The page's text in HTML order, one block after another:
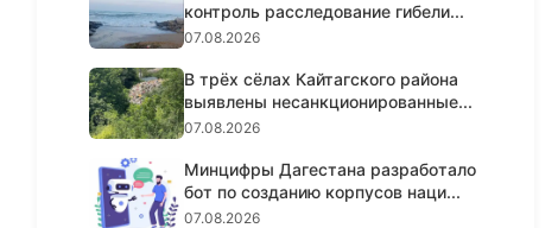
контроль расследование гибели...
07.08.2026
В трёх сёлах Кайтагского района
выявлены несанкционированные...
07.08.2026
Минцифры Дагестана разработало
бот по созданию корпусов наци...
07.08.2026